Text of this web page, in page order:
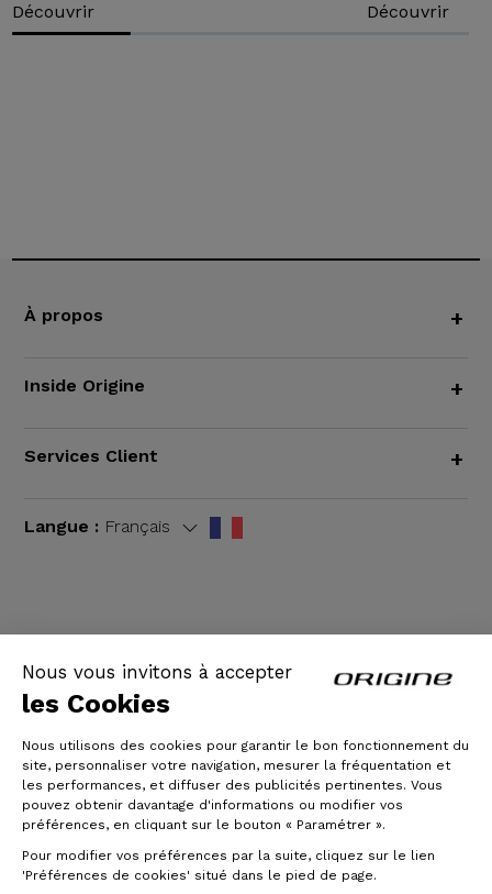
Nous vous invitons à accepter
les Cookies
Nous utilisons des cookies pour garantir le bon fonctionnement du
site, personnaliser votre navigation, mesurer la fréquentation et
les performances, et diffuser des publicités pertinentes. Vous
pouvez obtenir davantage d'informations ou modifier vos
préférences, en cliquant sur le bouton « Paramétrer ».
Pour modifier vos préférences par la suite, cliquez sur le lien
'Préférences de cookies' situé dans le pied de page.
Découvrir
Découvrir
À propos +
Inside Origine +
Services Client +
Langue : Français
© Origine Cycles